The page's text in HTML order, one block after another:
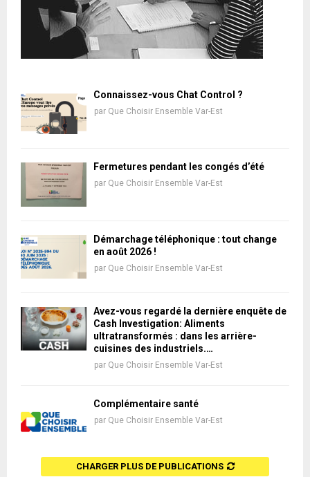
Connaissez-vous Chat Control ?
par Que Choisir Ensemble Var-Est
Fermetures pendant les congés d’été
par Que Choisir Ensemble Var-Est
Démarchage téléphonique : tout change
en août 2026 !
par Que Choisir Ensemble Var-Est
Avez-vous regardé la dernière enquête de
Cash Investigation: Aliments
ultratransformés : dans les arrière-
cuisines des industriels.…
par Que Choisir Ensemble Var-Est
Complémentaire santé
par Que Choisir Ensemble Var-Est
CHARGER PLUS DE PUBLICATIONS